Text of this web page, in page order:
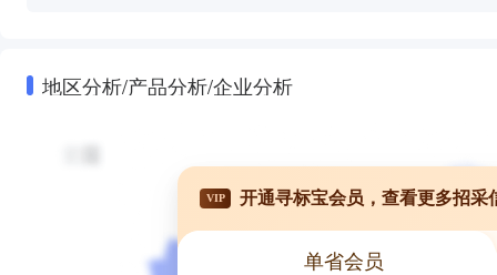
地区分析/产品分析/企业分析
VIP 开通寻标宝会员，查看更多招采
单省会员